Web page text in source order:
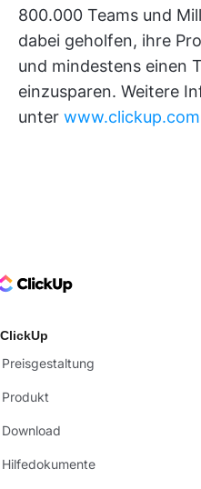
800.000 Teams und
dabei geholfen, ihre
und mindestens einen
einzusparen. Weitere
unter www.clickup.com
Logo
ClickUp
Preisgestaltung
Produkt
Download
Hilfedokumente